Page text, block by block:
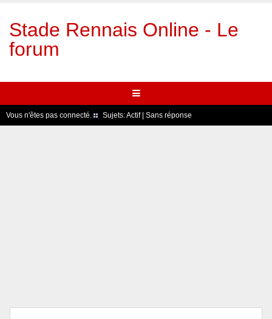
Stade Rennais Online - Le
forum
Vous n'êtes pas connecté. Sujets:Actif| Sans réponse